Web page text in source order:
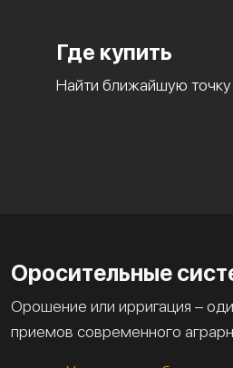
Где купить
Найти ближайшую
Оросительные
Орошение или ирригация –
приемов современного